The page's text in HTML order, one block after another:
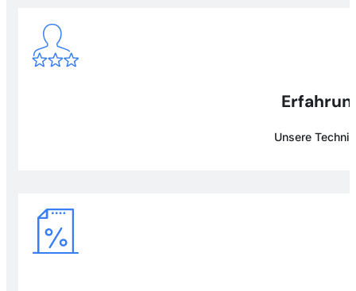
Unsere